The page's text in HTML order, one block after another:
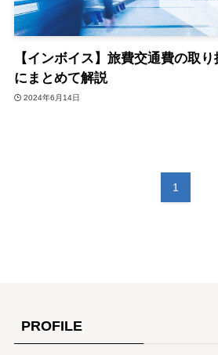
【インボイス】旅費交通費の取
にまとめて解説
2024年6月14日
1
PROFILE